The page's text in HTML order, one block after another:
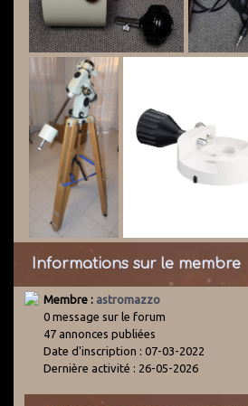
Informations sur le membre
Membre : astromazzo
0 message sur le forum
47 annonces publiées
Date d'inscription : 07-03-2022
Dernière activité : 26-05-2026